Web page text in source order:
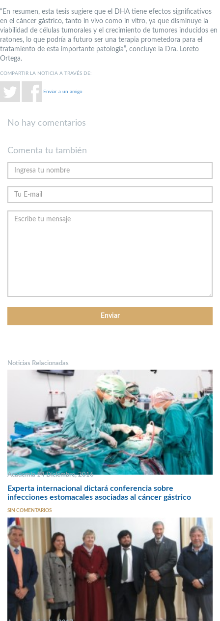
“En resumen, esta tesis sugiere que el DHA tiene efectos significativos
en el cáncer gástrico, tanto in vivo como in vitro, ya que disminuye la
viabilidad de células tumorales y el crecimiento de tumores inducidos en
ratones, lo que podría a futuro ser una terapia prometedora para el
tratamiento de esta importante patología”, concluye la Dra. Loreto
Ortega.
COMPARTIR LA NOTICIA A TRAVÉS DE:
Enviar a un amigo
No hay comentarios
Comenta tu también
Noticias Relacionadas
Academia 14 Diciembre, 2016
Experta internacional dictará conferencia sobre
infecciones estomacales asociadas al cáncer gástrico
SIN COMENTARIOS